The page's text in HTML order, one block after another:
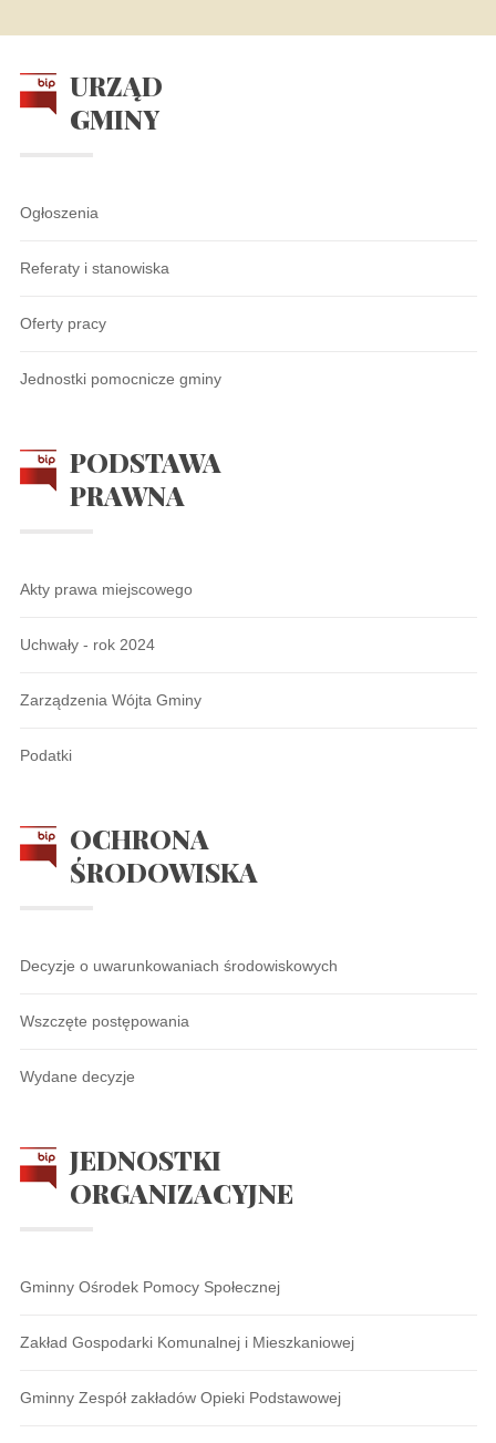
URZĄD
GMINY
Ogłoszenia
Referaty i stanowiska
Oferty pracy
Jednostki pomocnicze gminy
PODSTAWA
PRAWNA
Akty prawa miejscowego
Uchwały - rok 2024
Zarządzenia Wójta Gminy
Podatki
OCHRONA
ŚRODOWISKA
Decyzje o uwarunkowaniach środowiskowych
Wszczęte postępowania
Wydane decyzje
JEDNOSTKI
ORGANIZACYJNE
Gminny Ośrodek Pomocy Społecznej
Zakład Gospodarki Komunalnej i Mieszkaniowej
Gminny Zespół zakładów Opieki Podstawowej